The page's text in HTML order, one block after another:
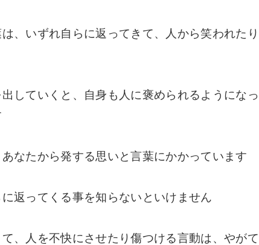
、いずれ自らに返ってきて、人から笑われたり
していくと、自身も人に褒められるようになっ
なたから発する思いと言葉にかかっています
返ってくる事を知らないといけません
、人を不快にさせたり傷つける言動は、やがて